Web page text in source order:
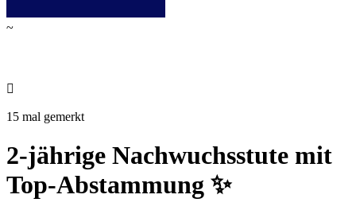
~

15 mal gemerkt
2-jährige Nachwuchsstute mit
Top-Abstammung ✨